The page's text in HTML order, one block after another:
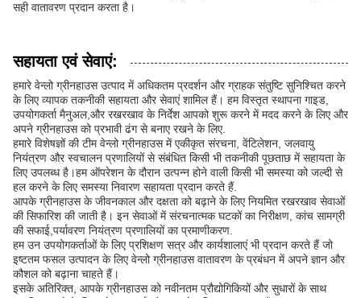
सही वातावरण प्रदान करता है।
सहायता एवं सेवाएं:
हमारे वेन्लो ग्रीनहाउस उत्पाद में अधिकतम प्रदर्शन और ग्राहक संतुष्टि सुनिश्चित करने
के लिए व्यापक तकनीकी सहायता और सेवाएं शामिल हैं। हम विस्तृत स्थापना गाइड,
उपयोगकर्ता मैनुअल,और रखरखाव के निर्देश आपको शुरू करने में मदद करने के लिए और
अपने ग्रीनहाउस को प्रभावी ढंग से बनाए रखने के लिए.
हमारे विशेषज्ञों की टीम वेन्लो ग्रीनहाउस में एकीकृत संरचना, वेंटिलेशन, जलवायु
नियंत्रण और स्वचालन प्रणालियों से संबंधित किसी भी तकनीकी पूछताछ में सहायता के
लिए उपलब्ध है।हम ऑपरेशन के दौरान उत्पन्न होने वाली किसी भी समस्या को जल्दी से
हल करने के लिए समस्या निवारण सहायता प्रदान करते हैं.
आपके ग्रीनहाउस के जीवनकाल और दक्षता को बढ़ाने के लिए नियमित रखरखाव सेवाओं
की सिफारिश की जाती है। इन सेवाओं में संरचनात्मक घटकों का निरीक्षण, कांच सामग्री
की सफाई,पर्यावरण नियंत्रण प्रणालियों का प्रमाणीकरण.
हम उन उपयोगकर्ताओं के लिए प्रशिक्षण सत्र और कार्यशालाएं भी प्रदान करते हैं जो
इष्टतम फसल उत्पादन के लिए वेन्लो ग्रीनहाउस वातावरण के प्रबंधन में अपने ज्ञान और
कौशल को बढ़ाना चाहते हैं।
इसके अतिरिक्त, आपके ग्रीनहाउस को नवीनतम प्रौद्योगिकियों और सुधारों के साथ